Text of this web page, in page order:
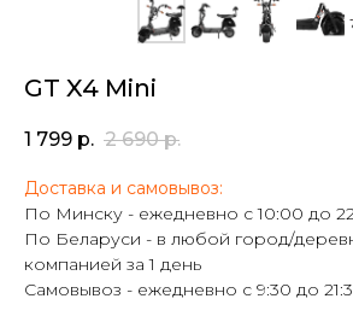
GT X4 Mini
1 799 р. 2 690 р.
Доставка и самовывоз:
По Минску - ежедневно с 10:00 до
По Беларуси - в любой город/
компанией за 1 день
Самовывоз - ежедневно с 9:30 до